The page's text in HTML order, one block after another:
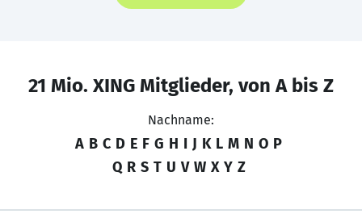
21 Mio. XING Mitglieder, von A bis Z
Nachname:
A B C D E F G H I J K L M N O P
Q R S T U V W X Y Z